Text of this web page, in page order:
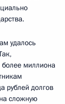
удалось
миллиона
рублей долгов
сложную